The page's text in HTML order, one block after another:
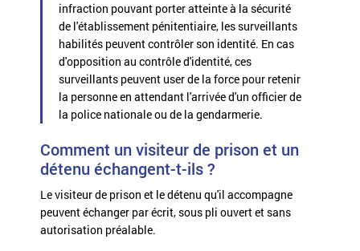
infraction pouvant porter atteinte à la sécurité
de l'établissement pénitentiaire, les surveillants
habilités peuvent contrôler son identité. En cas
d'opposition au contrôle d'identité, ces
surveillants peuvent user de la force pour retenir
la personne en attendant l'arrivée d'un officier de
la police nationale ou de la gendarmerie.
Comment un visiteur de prison et un
détenu échangent-t-ils ?
Le visiteur de prison et le détenu qu'il accompagne
peuvent échanger par écrit, sous pli ouvert et sans
autorisation préalable.